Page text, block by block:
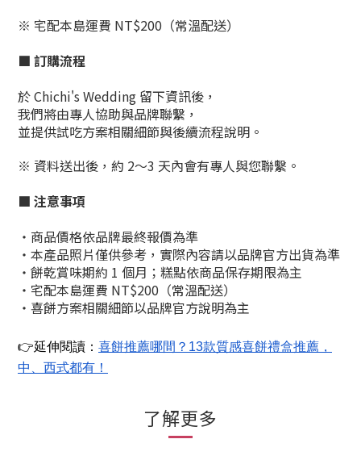
※ 宅配本島運費 NT$200（常溫配送）
■ 訂購流程
於 Chichi's Wedding 留下資訊後，
我們將由專人協助與品牌聯繫，
並提供試吃方案相關細節與後續流程說明。
※ 資料送出後，約 2～3 天內會有專人與您聯繫。
■ 注意事項
・商品價格依品牌最終報價為準
・本產品照片僅供參考，實際內容請以品牌官方出貨為準
・餅乾賞味期約 1 個月；糕點依商品保存期限為主
・宅配本島運費 NT$200（常溫配送）
・喜餅方案相關細節以品牌官方說明為主
👉延伸閱讀： 喜餅推薦哪間？13款質感喜餅禮盒推薦，
中、西式都有！
了解更多